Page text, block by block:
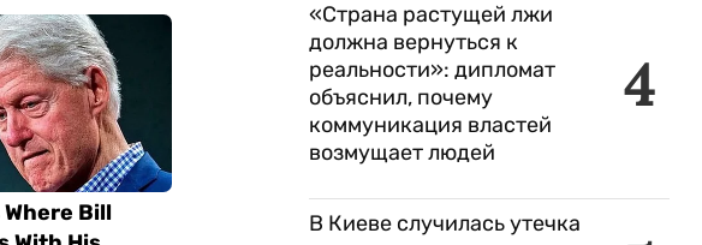
4
«Страна растущей лжи
должна вернуться к
реальности»: дипломат
объяснил, почему
коммуникация властей
возмущает людей
В Киеве случилась утечка